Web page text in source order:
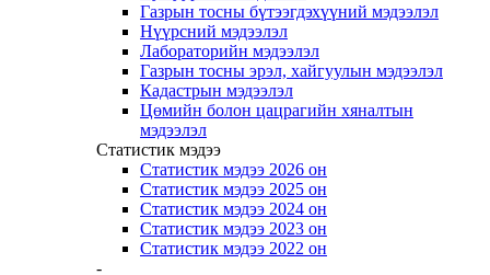
Газрын тосны бүтээгдэхүүний мэдээлэл
Нүүрсний мэдээлэл
Лабораторийн мэдээлэл
Газрын тосны эрэл, хайгуулын мэдээлэл
Кадастрын мэдээлэл
Цөмийн болон цацрагийн хяналтын
мэдээлэл
Статистик мэдээ
Статистик мэдээ 2026 он
Статистик мэдээ 2025 он
Статистик мэдээ 2024 он
Статистик мэдээ 2023 он
Статистик мэдээ 2022 он
-